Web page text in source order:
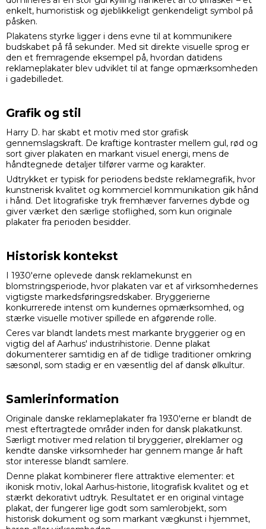
enkelt, humoristisk og øjeblikkeligt genkendeligt symbol på
påsken.
Plakatens styrke ligger i dens evne til at kommunikere
budskabet på få sekunder. Med sit direkte visuelle sprog er
den et fremragende eksempel på, hvordan datidens
reklameplakater blev udviklet til at fange opmærksomheden
i gadebilledet.
Grafik og stil
Harry D. har skabt et motiv med stor grafisk
gennemslagskraft. De kraftige kontraster mellem gul, rød og
sort giver plakaten en markant visuel energi, mens de
håndtegnede detaljer tilfører varme og karakter.
Udtrykket er typisk for periodens bedste reklamegrafik, hvor
kunstnerisk kvalitet og kommerciel kommunikation gik hånd
i hånd. Det litografiske tryk fremhæver farvernes dybde og
giver værket den særlige stoflighed, som kun originale
plakater fra perioden besidder.
Historisk kontekst
I 1930'erne oplevede dansk reklamekunst en
blomstringsperiode, hvor plakaten var et af virksomhedernes
vigtigste markedsføringsredskaber. Bryggerierne
konkurrerede intenst om kundernes opmærksomhed, og
stærke visuelle motiver spillede en afgørende rolle.
Ceres var blandt landets mest markante bryggerier og en
vigtig del af Aarhus' industrihistorie. Denne plakat
dokumenterer samtidig en af de tidlige traditioner omkring
sæsonøl, som stadig er en væsentlig del af dansk ølkultur.
Samlerinformation
Originale danske reklameplakater fra 1930'erne er blandt de
mest eftertragtede områder inden for dansk plakatkunst.
Særligt motiver med relation til bryggerier, ølreklamer og
kendte danske virksomheder har gennem mange år haft
stor interesse blandt samlere.
Denne plakat kombinerer flere attraktive elementer: et
ikonisk motiv, lokal Aarhus-historie, litografisk kvalitet og et
stærkt dekorativt udtryk. Resultatet er en original vintage
plakat, der fungerer lige godt som samlerobjekt, som
historisk dokument og som markant vægkunst i hjemmet,